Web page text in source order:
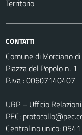
Territorio
CONTATTI
Comune di Morciano
Piazza del Popolo n. 1
P.iva : 00607140407
URP – Ufficio
PEC:
Centralino unico: